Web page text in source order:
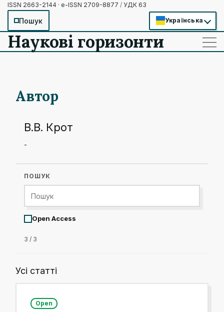
ISSN 2663-2144 · e-ISSN 2709-8877 / УДК 63
Пошук Українська
Наукові горизонти ——
——
——
Автор
В.В. Крот
-
ПОШУК
Open Access
3 / 3
Усі статті
Open